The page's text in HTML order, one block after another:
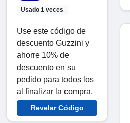
Usado 1 veces
Use este código de
descuento Guzzini y
ahorre 10% de
descuento en su
pedido para todos los
al finalizar la compra.
Revelar Código